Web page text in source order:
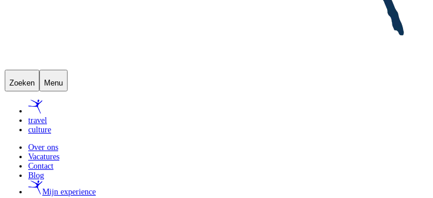
Zoeken Menu
travel
culture
Over ons
Vacatures
Contact
Blog
Mijn experience